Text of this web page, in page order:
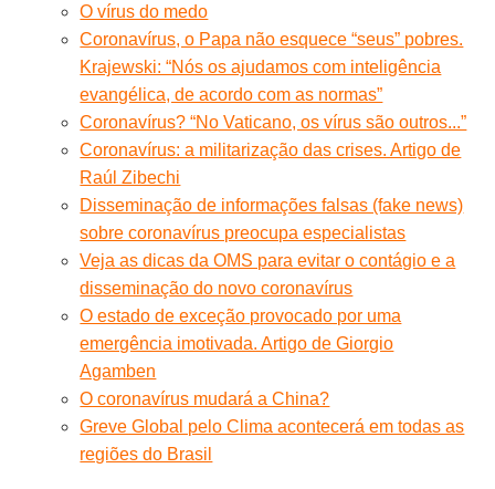
O vírus do medo
Coronavírus, o Papa não esquece “seus” pobres.
Krajewski: “Nós os ajudamos com inteligência
evangélica, de acordo com as normas”
Coronavírus? “No Vaticano, os vírus são outros...”
Coronavírus: a militarização das crises. Artigo de
Raúl Zibechi
Disseminação de informações falsas (fake news)
sobre coronavírus preocupa especialistas
Veja as dicas da OMS para evitar o contágio e a
disseminação do novo coronavírus
O estado de exceção provocado por uma
emergência imotivada. Artigo de Giorgio
Agamben
O coronavírus mudará a China?
Greve Global pelo Clima acontecerá em todas as
regiões do Brasil